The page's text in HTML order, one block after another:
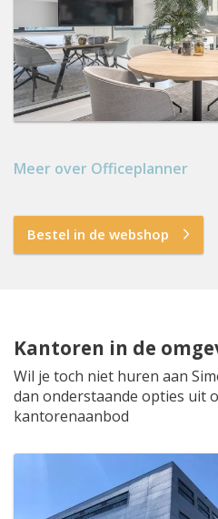
Meer over Officeplanner
Bestel in de webshop
Kantoren in de
Wil je toch niet huren aan
dan onderstaande opties uit
kantorenaanbod